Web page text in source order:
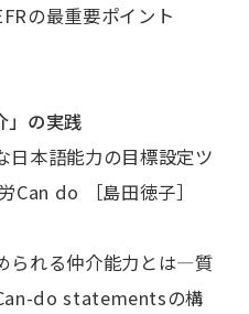
の最重要ポイント
の実践
本語能力の目標設定ツ
Can do ［島田徳子］
られる仲介能力とは―質
do statementsの構